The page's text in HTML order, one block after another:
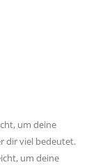
um deine
dir viel bedeutet.
um deine